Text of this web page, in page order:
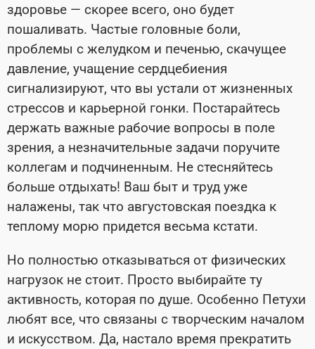
здоровье — скорее всего, оно будет
пошаливать. Частые головные боли,
проблемы с желудком и печенью, скачущее
давление, учащение сердцебиения
сигнализируют, что вы устали от жизненных
стрессов и карьерной гонки. Постарайтесь
держать важные рабочие вопросы в поле
зрения, а незначительные задачи поручите
коллегам и подчиненным. Не стесняйтесь
больше отдыхать! Ваш быт и труд уже
налажены, так что августовская поездка к
теплому морю придется весьма кстати.
Но полностью отказываться от физических
нагрузок не стоит. Просто выбирайте ту
активность, которая по душе. Особенно Петухи
любят все, что связаны с творческим началом
и искусством. Да, настало время прекратить